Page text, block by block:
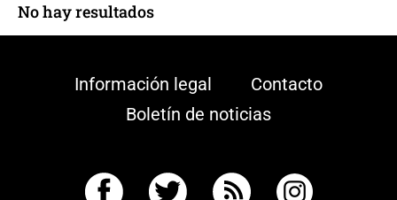
No hay resultados
Información legal
Contacto
Boletín de noticias